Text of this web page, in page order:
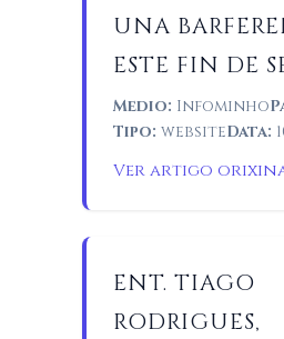
UNA
ESTE FIN DE
Medio: Infominho
Tipo: websiteData:
Ver artigo
ENT. TIAGO
RODRIGUES,